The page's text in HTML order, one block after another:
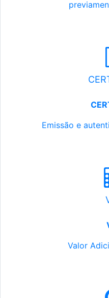
Emissão e
Valor